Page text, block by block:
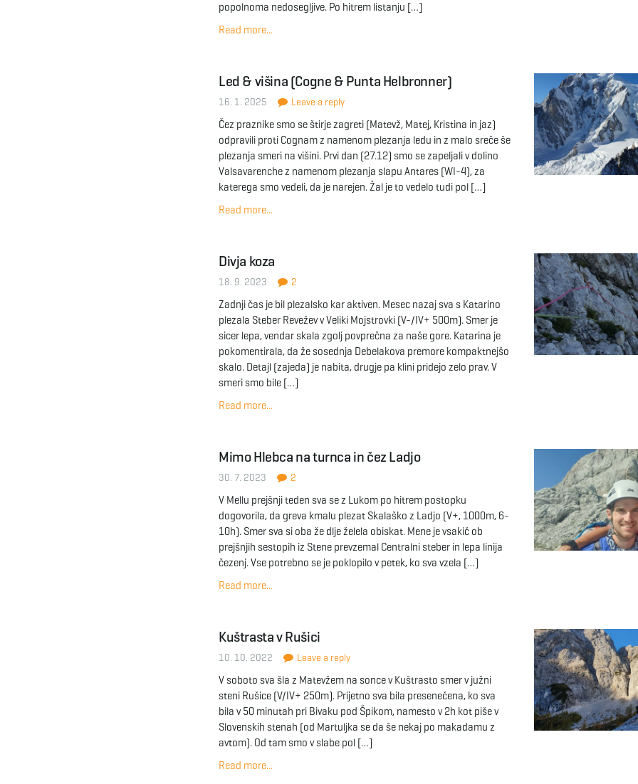
popolnoma nedosegljive. Po hitrem listanju […]
Read more...
Led & višina (Cogne & Punta Helbronner)
16. 1. 2025 Leave a reply
Čez praznike smo se štirje zagreti (Matevž, Matej, Kristina in jaz)
odpravili proti Cognam z namenom plezanja ledu in z malo sreče še
plezanja smeri na višini. Prvi dan (27.12) smo se zapeljali v dolino
Valsavarenche z namenom plezanja slapu Antares (WI-4), za
katerega smo vedeli, da je narejen. Žal je to vedelo tudi pol […]
Read more...
Divja koza
18. 9. 2023 2
Zadnji čas je bil plezalsko kar aktiven. Mesec nazaj sva s Katarino
plezala Steber Revežev v Veliki Mojstrovki (V-/IV+ 500m). Smer je
sicer lepa, vendar skala zgolj povprečna za naše gore. Katarina je
pokomentirala, da že sosednja Debelakova premore kompaktnejšo
skalo. Detajl (zajeda) je nabita, drugje pa klini pridejo zelo prav. V
smeri smo bile […]
Read more...
Mimo Hlebca na turnca in čez Ladjo
30. 7. 2023 2
V Mellu prejšnji teden sva se z Lukom po hitrem postopku
dogovorila, da greva kmalu plezat Skalaško z Ladjo (V+, 1000m, 6-
10h). Smer sva si oba že dlje želela obiskat. Mene je vsakič ob
prejšnjih sestopih iz Stene prevzemal Centralni steber in lepa linija
čezenj. Vse potrebno se je poklopilo v petek, ko sva vzela […]
Read more...
Kuštrasta v Rušici
10. 10. 2022 Leave a reply
V soboto sva šla z Matevžem na sonce v Kuštrasto smer v južni
steni Rušice (V/IV+ 250m). Prijetno sva bila presenečena, ko sva
bila v 50 minutah pri Bivaku pod Špikom, namesto v 2h kot piše v
Slovenskih stenah (od Martuljka se da še nekaj po makadamu z
avtom). Od tam smo v slabe pol […]
Read more...